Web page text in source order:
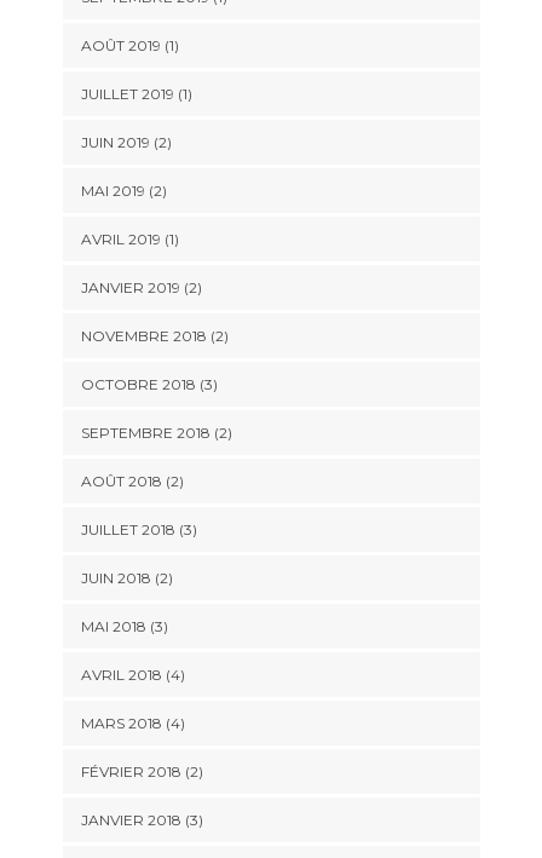
AOÛT 2019 (1)
JUILLET 2019 (1)
JUIN 2019 (2)
MAI 2019 (2)
AVRIL 2019 (1)
JANVIER 2019 (2)
NOVEMBRE 2018 (2)
OCTOBRE 2018 (3)
SEPTEMBRE 2018 (2)
AOÛT 2018 (2)
JUILLET 2018 (3)
JUIN 2018 (2)
MAI 2018 (3)
AVRIL 2018 (4)
MARS 2018 (4)
FÉVRIER 2018 (2)
JANVIER 2018 (3)